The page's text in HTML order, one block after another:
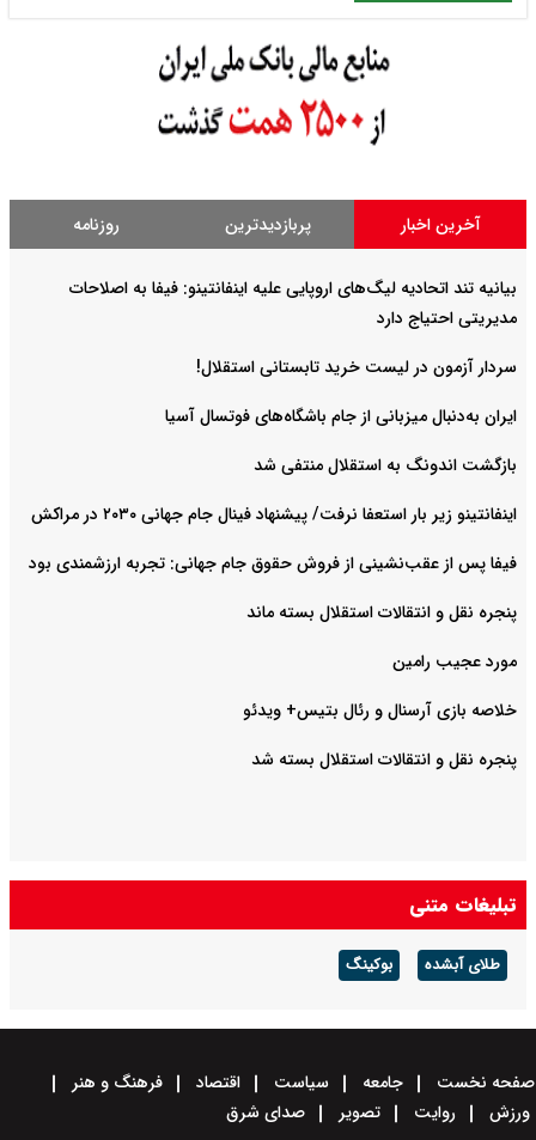
آخرین اخبار پربازدیدترین روزنامه
بیانیه تند اتحادیه لیگ‌های اروپایی علیه اینفانتینو: فیفا به اصلاحات
مدیریتی احتیاج دارد
سردار آزمون در لیست خرید تابستانی استقلال!
ایران به‌دنبال میزبانی از جام باشگاه‌های فوتسال آسیا
بازگشت اندونگ به استقلال منتفی شد
اینفانتینو زیر بار استعفا نرفت/ پیشنهاد فینال جام جهانی ۲۰۳۰ در مراکش
فیفا پس از عقب‌نشینی از فروش حقوق جام جهانی: تجربه ارزشمندی بود
پنجره نقل و انتقالات استقلال بسته ماند
مورد عجیب رامین
خلاصه بازی آرسنال و رئال بتیس+ ویدئو
پنجره نقل و انتقالات استقلال بسته شد
تبلیغات متنی
طلای آبشده بوکینگ
صفحه نخست جامعه سیاست اقتصاد
فرهنگ و هنر
ورزش
روایت تصویر صدای شرق